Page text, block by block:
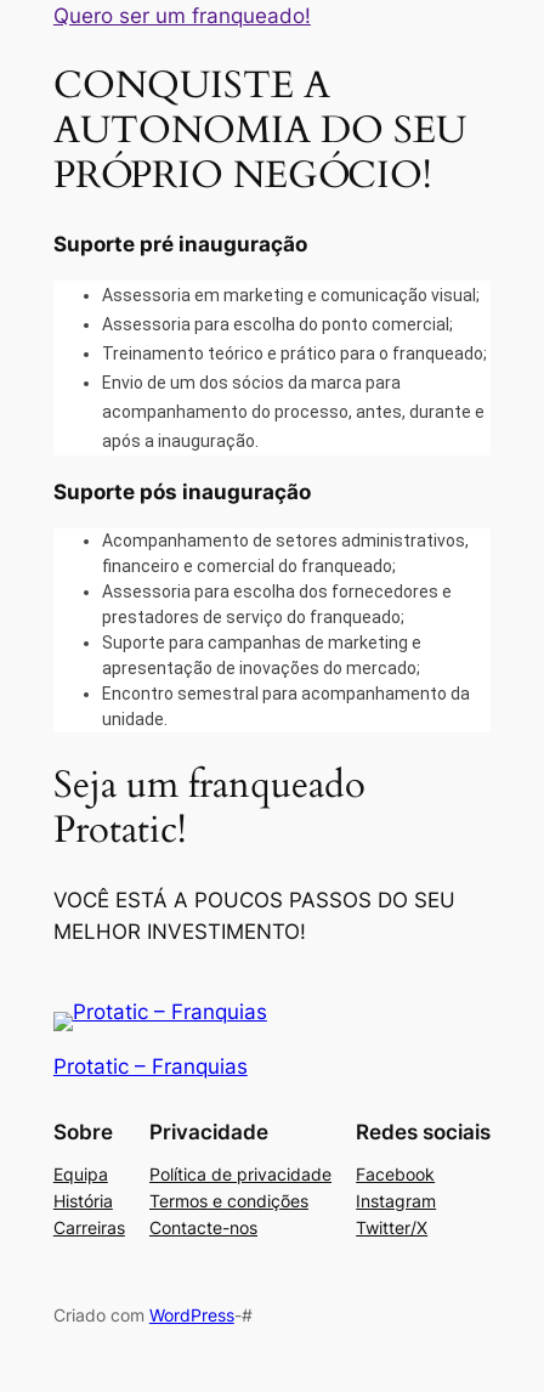
Quero ser um franqueado!
CONQUISTE A
AUTONOMIA DO SEU
PRÓPRIO NEGÓCIO!
Suporte pré inauguração
Assessoria em marketing e comunicação visual;
Assessoria para escolha do ponto comercial;
Treinamento teórico e prático para o franqueado;
Envio de um dos sócios da marca para
acompanhamento do processo, antes, durante e
após a inauguração.
Suporte pós inauguração
Acompanhamento de setores administrativos,
financeiro e comercial do franqueado;
Assessoria para escolha dos fornecedores e
prestadores de serviço do franqueado;
Suporte para campanhas de marketing e
apresentação de inovações do mercado;
Encontro semestral para acompanhamento da
unidade.
Seja um franqueado
Protatic!
VOCÊ ESTÁ A POUCOS PASSOS DO SEU
MELHOR INVESTIMENTO!
Protatic – Franquias
Sobre
Equipa
História
Carreiras
Privacidade
Política de privacidade
Termos e condições
Contacte-nos
Redes sociais
Facebook
Instagram
Twitter/X
Criado com WordPress-#